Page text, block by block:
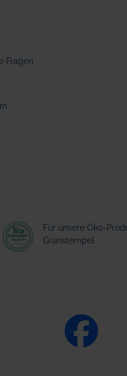
Fragen
Für unsere Öko-
Grünstempel